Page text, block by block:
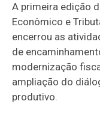
A primeira edição
Econômico e
encerrou as
de
modernização
ampliação do
produtivo.